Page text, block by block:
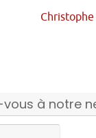
à notre